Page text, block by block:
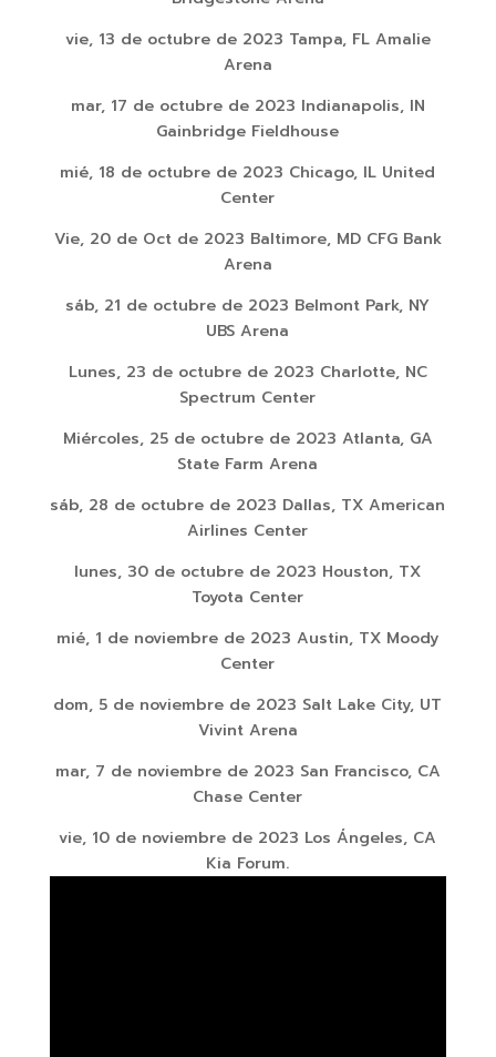
vie, 13 de octubre de 2023 Tampa, FL Amalie
Arena
mar, 17 de octubre de 2023 Indianapolis, IN
Gainbridge Fieldhouse
mié, 18 de octubre de 2023 Chicago, IL United
Center
Vie, 20 de Oct de 2023 Baltimore, MD CFG Bank
Arena
sáb, 21 de octubre de 2023 Belmont Park, NY
UBS Arena
Lunes, 23 de octubre de 2023 Charlotte, NC
Spectrum Center
Miércoles, 25 de octubre de 2023 Atlanta, GA
State Farm Arena
sáb, 28 de octubre de 2023 Dallas, TX American
Airlines Center
lunes, 30 de octubre de 2023 Houston, TX
Toyota Center
mié, 1 de noviembre de 2023 Austin, TX Moody
Center
dom, 5 de noviembre de 2023 Salt Lake City, UT
Vivint Arena
mar, 7 de noviembre de 2023 San Francisco, CA
Chase Center
vie, 10 de noviembre de 2023 Los Ángeles, CA
Kia Forum.